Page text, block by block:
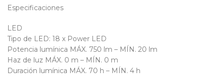
Especificaciones
LED
Tipo de LED: 18 x Power LED
Potencia lumínica MÁX. 750 lm – MÍN. 20 lm
Haz de luz MÁX. 0 m – MÍN. 0 m
Duración lumínica MÁX. 70 h – MÍN. 4 h